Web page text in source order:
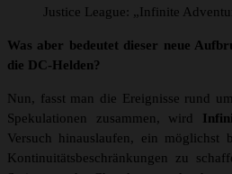
Justice League: „Infinite
Was aber bedeutet dieser neue
die DC-Helden?
Nun, fasst man die Ereignisse rund
Spekulationen zusammen, wird
Versuch hinauslaufen, ein möglichst
Kontinuitätsbeschränkungen zu